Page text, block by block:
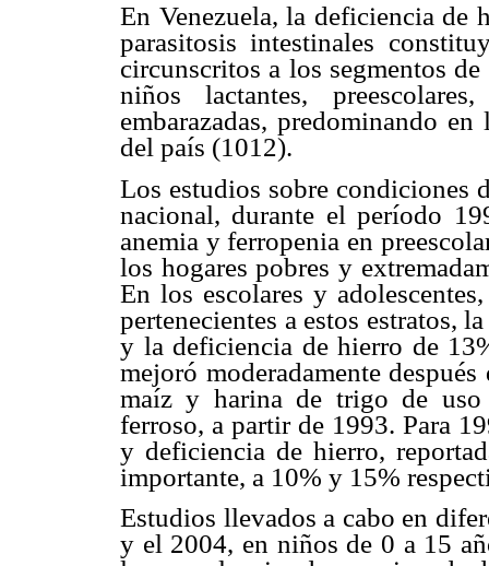
En Venezuela, la deficiencia
parasitosis intestinales
circunscritos a los segmentos
niños lactantes,
embarazadas, predominando
del país (1012).
Los estudios sobre condiciones
nacional, durante el período
anemia y ferropenia en
los hogares pobres y
En los escolares y
pertenecientes a estos estratos,
y la deficiencia de hierro de
mejoró moderadamente
maíz y harina de trigo de uso
ferroso, a partir de 1993. Para
y deficiencia de hierro,
importante, a 10% y 15%
Estudios llevados a cabo en
y el 2004, en niños de 0 a 15